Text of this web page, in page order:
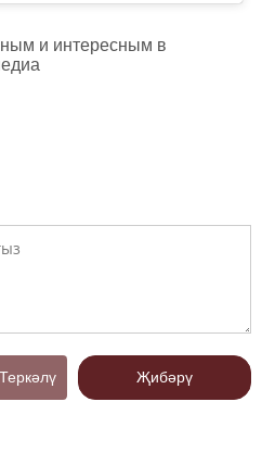
и интересным в
Теркәлү Җибәрү